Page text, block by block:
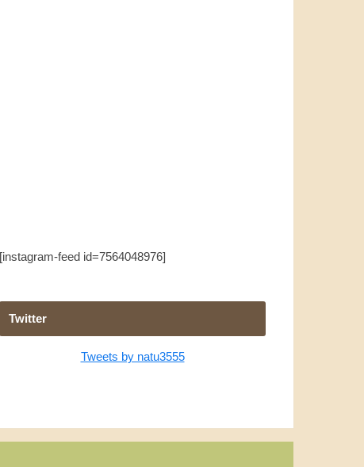
[instagram-feed id=7564048976]
Twitter
Tweets by natu3555